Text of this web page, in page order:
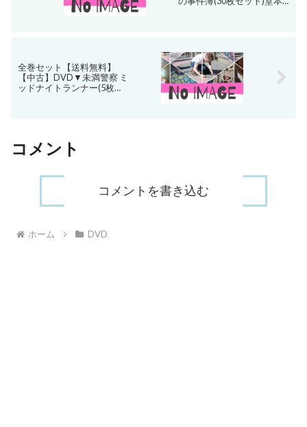
全巻セット【送料無料】
【中古】DVD▼未満警察 ミ
ッドナイトランナー(5枚セ
コメント
コメントを書き込む
ホーム DVD